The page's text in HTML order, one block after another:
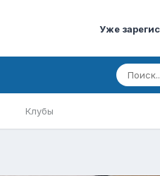
Уже
Клубы